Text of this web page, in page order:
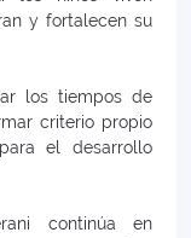
y fortalecen su
los tiempos de
criterio propio
el desarrollo
continúa en